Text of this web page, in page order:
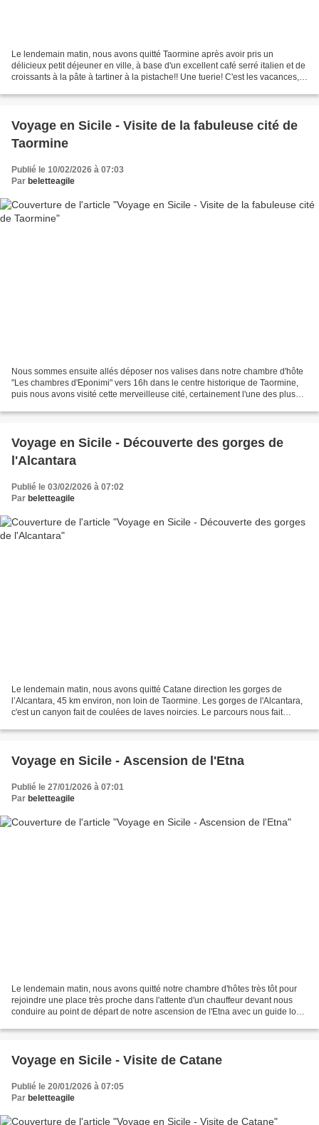
Le lendemain matin, nous avons quitté Taormine après avoir pris un
délicieux petit déjeuner en ville, à base d'un excellent café serré italien et de
croissants à la pâte à tartiner à la pistache!! Une tuerie! C'est les vacances,
Voyage en Sicile - Visite de la fabuleuse cité de
Taormine
Publié le 10/02/2026 à 07:03
Par beletteagile
Nous sommes ensuite allés déposer nos valises dans notre chambre d'hôte
"Les chambres d'Eponimi" vers 16h dans le centre historique de Taormine,
puis nous avons visité cette merveilleuse cité, certainement l'une des plus
Voyage en Sicile - Découverte des gorges de
l'Alcantara
Publié le 03/02/2026 à 07:02
Par beletteagile
Le lendemain matin, nous avons quitté Catane direction les gorges de
l’Alcantara, 45 km environ, non loin de Taormine. Les gorges de l'Alcantara,
c'est un canyon fait de coulées de laves noircies. Le parcours nous fait
Voyage en Sicile - Ascension de l'Etna
Publié le 27/01/2026 à 07:01
Par beletteagile
Le lendemain matin, nous avons quitté notre chambre d'hôtes très tôt pour
rejoindre une place très proche dans l'attente d'un chauffeur devant nous
conduire au point de départ de notre ascension de l'Etna avec un guide local
Voyage en Sicile - Visite de Catane
Publié le 20/01/2026 à 07:05
Par beletteagile